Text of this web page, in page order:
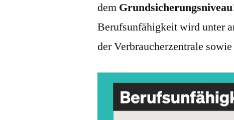
dem Grundsicherungsniveau
Berufsunfähigkeit wird unter
der Verbraucherzentrale